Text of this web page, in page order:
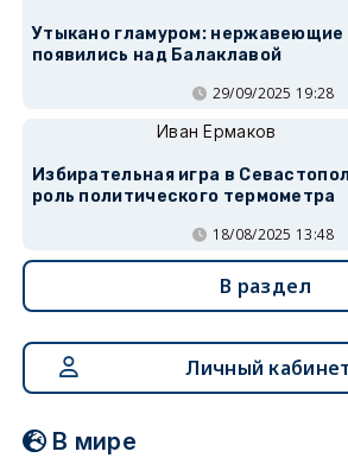
Утыкано гламуром: нержавеющие
появились над Балаклавой
29/09/2025 19:28
Иван Ермаков
Избирательная игра в
роль политического термометра
18/08/2025 13:48
В раздел
Личный кабинет
В мире